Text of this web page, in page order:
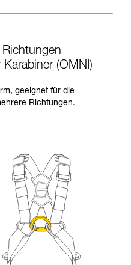
Karabiner (OMNI)
geeignet für die
Richtungen.